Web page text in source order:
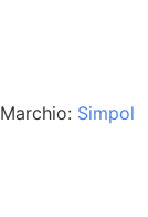
Marchio: Simpol